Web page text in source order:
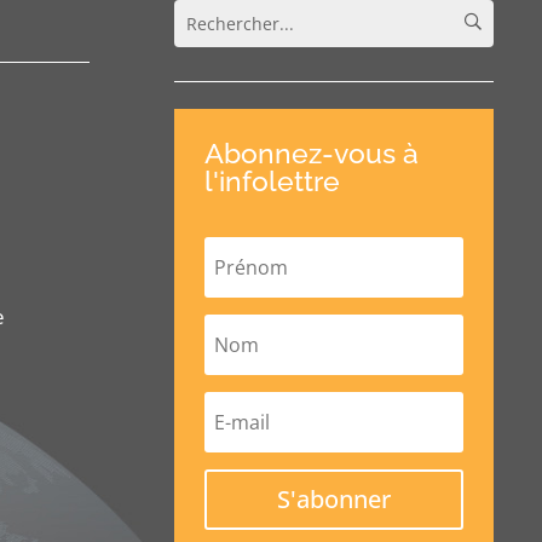
Abonnez-vous à
l'infolettre
S'abonner